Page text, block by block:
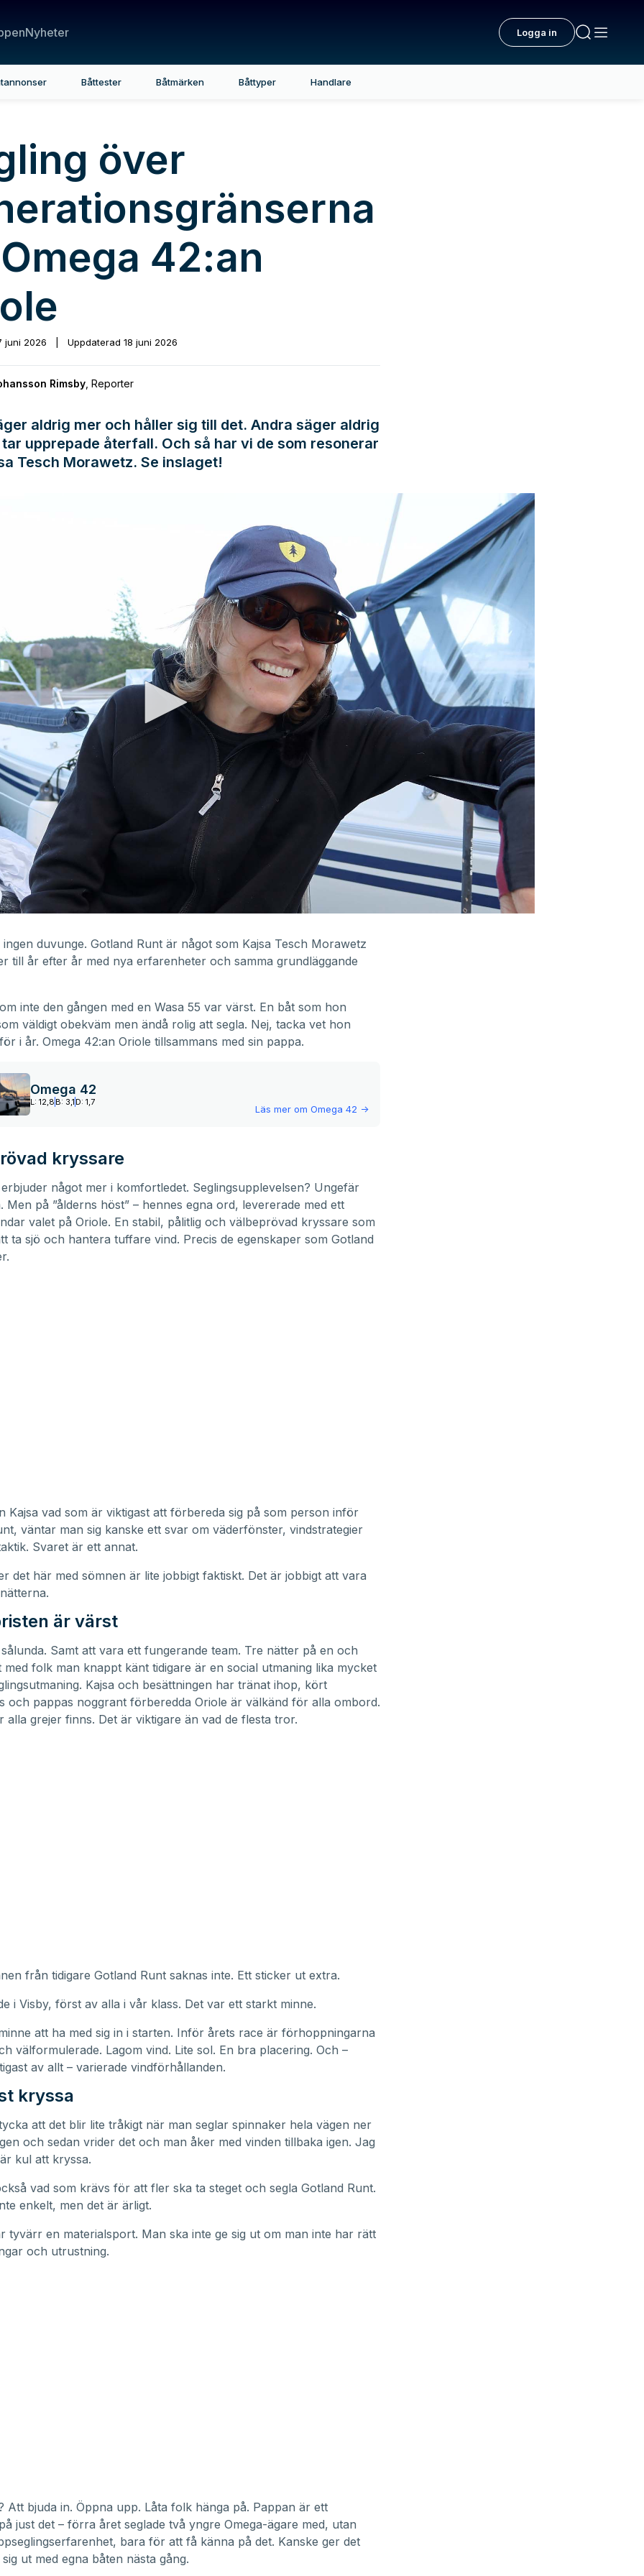
Nyheter Logga in
Båttester Båtmärken Båttyper Handlare
över
42:an
juni 2026 Uppdaterad 18 juni 2026
Rimsby Reporter
aldrig mer och håller sig till det. Andra säger aldrig
upprepade återfall. Och så har vi de som resonerar
Tesch Morawetz. Se inslaget!
duvunge. Gotland Runt är något som Kajsa Tesch Morawetz
till år efter år med nya erfarenheter och samma grundläggande
inte den gången med en Wasa 55 var värst. En båt som hon
väldigt obekväm men ändå rolig att segla. Nej, tacka vet hon
i år. Omega 42:an Oriole tillsammans med sin pappa.
Omega 42
L: 12,8 B: 3,1 D: 1,7
Läs mer om Omega 42 ->
kryssare
något mer i komfortledet. Seglingsupplevelsen? Ungefär
Men på ”ålderns höst” – hennes egna ord, levererade med ett
valet på Oriole. En stabil, pålitlig och välbeprövad kryssare som
ta sjö och hantera tuffare vind. Precis de egenskaper som Gotland
Kajsa vad som är viktigast att förbereda sig på som person inför
väntar man sig kanske ett svar om väderfönster, vindstrategier
Svaret är ett annat.
det här med sömnen är lite jobbigt faktiskt. Det är jobbigt att vara
är värst
Samt att vara ett fungerande team. Tre nätter på en och
med folk man knappt känt tidigare är en social utmaning lika mycket
Kajsa och besättningen har tränat ihop, kört
och pappas noggrant förberedda Oriole är välkänd för alla ombord.
alla grejer finns. Det är viktigare än vad de flesta tror.
från tidigare Gotland Runt saknas inte. Ett sticker ut extra.
i Visby, först av alla i vår klass. Det var ett starkt minne.
att ha med sig in i starten. Inför årets race är förhoppningarna
välformulerade. Lagom vind. Lite sol. En bra placering. Och –
av allt – varierade vindförhållanden.
kryssa
att det blir lite tråkigt när man seglar spinnaker hela vägen ner
och sedan vrider det och man åker med vinden tillbaka igen. Jag
kul att kryssa.
vad som krävs för att fler ska ta steget och segla Gotland Runt.
enkelt, men det är ärligt.
tyvärr en materialsport. Man ska inte ge sig ut om man inte har rätt
och utrustning.
Att bjuda in. Öppna upp. Låta folk hänga på. Pappan är ett
just det – förra året seglade två yngre Omega-ägare med, utan
bara för att få känna på det. Kanske ger det
ut med egna båten nästa gång.